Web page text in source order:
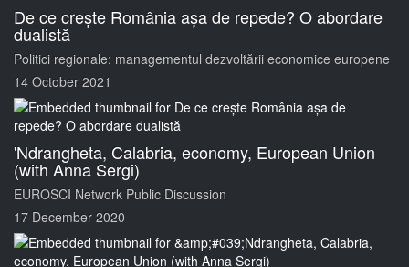
De ce crește România așa de repede? O abordare
dualistă
Politici regionale: managementul dezvoltării economice europene
14 October 2021
'Ndrangheta, Calabria, economy, European Union
(with Anna Sergi)
EUROSCI Network Public Discussion
17 December 2020